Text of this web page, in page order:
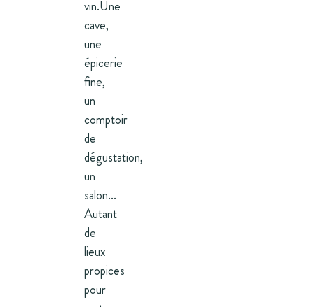
vin.Une
cave,
une
épicerie
fine,
un
comptoir
de
dégustation,
un
salon...
Autant
de
lieux
propices
pour